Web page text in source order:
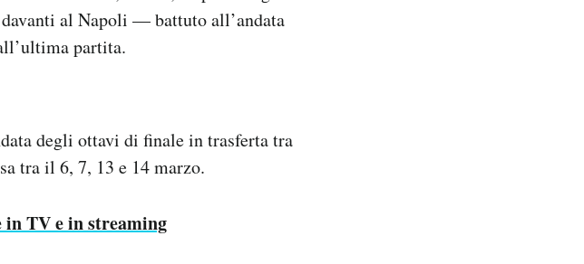
al Napoli — battuto all’andata
partita.
degli ottavi di finale in trasferta tra
tra il 6, 7, 13 e 14 marzo.
in TV e in streaming